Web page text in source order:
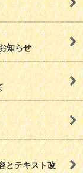
知らせ
とテキスト改